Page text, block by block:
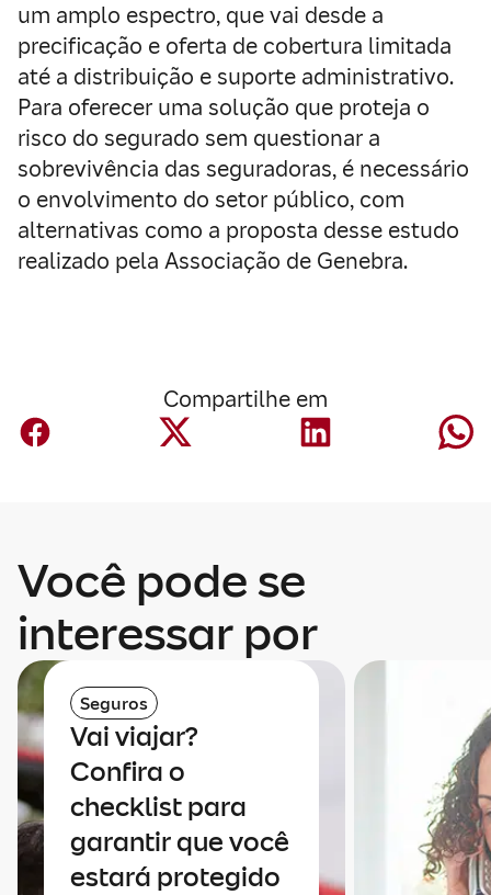
um amplo espectro, que vai desde a
precificação e oferta de cobertura limitada
até a distribuição e suporte administrativo.
Para oferecer uma solução que proteja o
risco do segurado sem questionar a
sobrevivência das seguradoras, é necessário
o envolvimento do setor público, com
alternativas como a proposta desse estudo
realizado pela Associação de Genebra.
Compartilhe em
Você pode se
interessar por
Seguros
Vai viajar?
Confira o
checklist para
garantir que você
estará protegido